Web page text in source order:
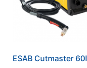
ESAB Cutmaster 60I